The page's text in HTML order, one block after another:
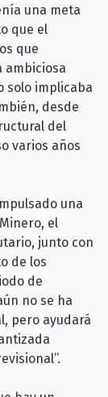
una meta
que el
que
ambiciosa
solo implicaba
desde
del
varios años
una
el
junto con
de los
de
no se ha
pero ayudará